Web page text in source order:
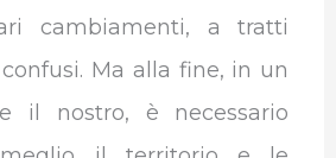
cambiamenti, a tratti
Ma alla fine, in un
il nostro, è necessario